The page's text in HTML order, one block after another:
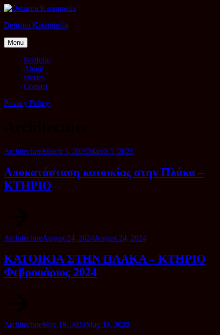
Skip
content
Demetra Karampelia
Menu
Portfolio
About
Stories
Contact
Privacy Policy
Category
ArchitecturePosted
March 5, 2025March 5, 2025
Αποκατάσταση κατοικίας στην Πλάκα –
ΚΤΗΡΙΟ
Category
ArchitecturePosted
August 24, 2024August 24, 2024
ΚΑΤΟΙΚΙΑ ΣΤΗΝ ΠΛΑΚΑ – ΚΤΗΡΙΟ
Φεβρουάριος 2024
Category
ArchitecturePosted
May 18, 2022May 18, 2022